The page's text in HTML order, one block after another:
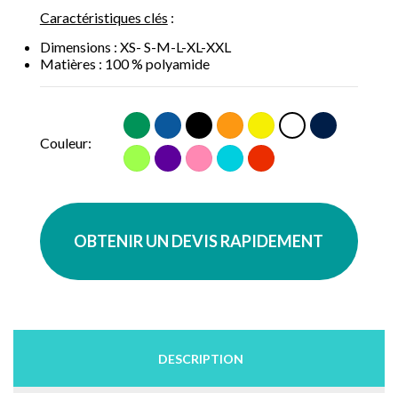
Caractéristiques clés :
Dimensions : XS- S-M-L-XL-XXL
Matières : 100 % polyamide
Couleur:
Vert Bleu Noir OrangeJauneBlancMarine
Vert
Clair
VioletRose Bleu
Clair
Rouge
moyen
OBTENIR UN DEVIS RAPIDEMENT
DESCRIPTION